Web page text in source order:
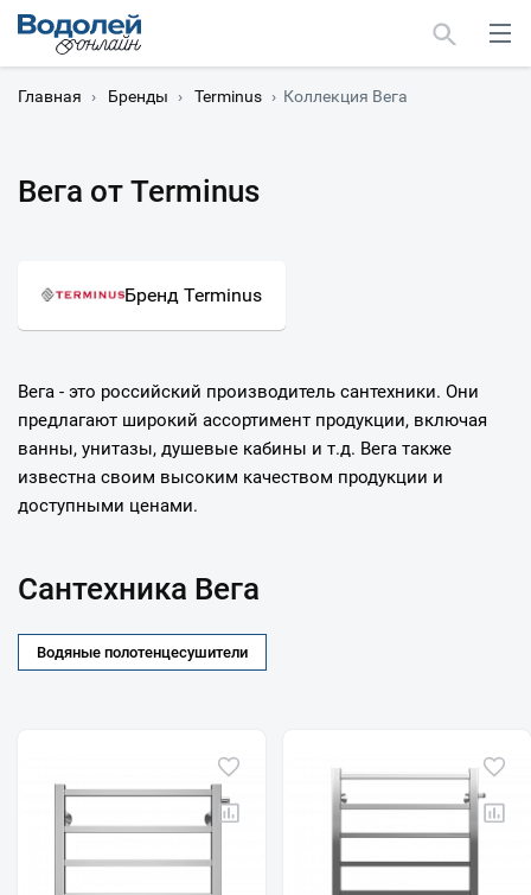
Главная › Бренды › Terminus › Коллекция Вега
Вега от Terminus
Бренд Terminus
Вега - это российский производитель сантехники. Они
предлагают широкий ассортимент продукции, включая
ванны, унитазы, душевые кабины и т.д. Вега также
известна своим высоким качеством продукции и
доступными ценами.
Сантехника Вега
Водяные полотенцесушители